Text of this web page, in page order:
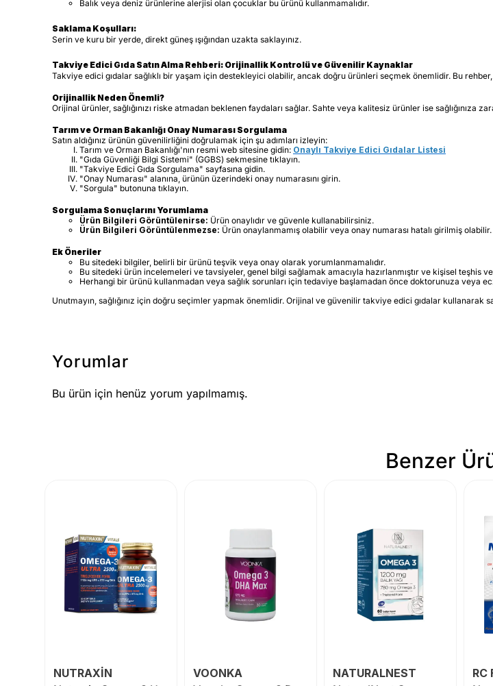
Balık veya deniz ürünlerine alerjisi olan çocuklar bu ürünü kullanmamalıdır.
Saklama Koşulları:
Serin ve kuru bir yerde, direkt güneş ışığından uzakta saklayınız.
Takviye Edici Gıda Satın Alma Rehberi: Orijinallik Kontrolü ve Güvenilir Kaynaklar
Takviye edici gıdalar sağlıklı bir yaşam için destekleyici olabilir, ancak doğru ürünleri seçmek önemlidir. Bu
Orijinallik Neden Önemli?
Orijinal ürünler, sağlığınızı riske atmadan beklenen faydaları sağlar. Sahte veya kalitesiz ürünler ise sağlığınıza
Tarım ve Orman Bakanlığı Onay Numarası Sorgulama
Satın aldığınız ürünün güvenilirliğini doğrulamak için şu adımları izleyin:
Tarım ve Orman Bakanlığı'nın resmi web sitesine gidin: Onaylı Takviye Edici Gıdalar Listesi
"Gıda Güvenliği Bilgi Sistemi" (GGBS) sekmesine tıklayın.
"Takviye Edici Gıda Sorgulama" sayfasına gidin.
"Onay Numarası" alanına, ürünün üzerindeki onay numarasını girin.
"Sorgula" butonuna tıklayın.
Sorgulama Sonuçlarını Yorumlama
Ürün Bilgileri Görüntülenirse: Ürün onaylıdır ve güvenle kullanabilirsiniz.
Ürün Bilgileri Görüntülenmezse: Ürün onaylanmamış olabilir veya onay numarası hatalı girilmiş
Ek Öneriler
Bu sitedeki bilgiler, belirli bir ürünü teşvik veya onay olarak yorumlanmamalıdır.
Bu sitedeki ürün incelemeleri ve tavsiyeler, genel bilgi sağlamak amacıyla hazırlanmıştır ve kişisel teşhis
Herhangi bir ürünü kullanmadan veya sağlık sorunları için tedaviye başlamadan önce doktorunuza veya
Unutmayın, sağlığınız için doğru seçimler yapmak önemlidir. Orijinal ve güvenilir takviye edici gıdalar kullanarak
Yorumlar
Bu ürün için henüz yorum yapılmamış.
Benzer
NUTRAXİN
VOONKA
NATURALNEST
RC